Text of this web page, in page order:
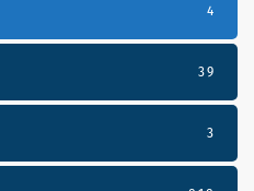
4
39
3